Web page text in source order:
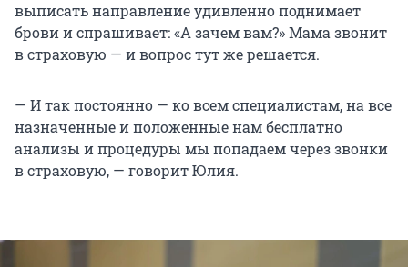
выписать направление удивленно поднимает
брови и спрашивает: «А зачем вам?» Мама звонит
в страховую — и вопрос тут же решается.
— И так постоянно — ко всем специалистам, на все
назначенные и положенные нам бесплатно
анализы и процедуры мы попадаем через звонки
в страховую, — говорит Юлия.